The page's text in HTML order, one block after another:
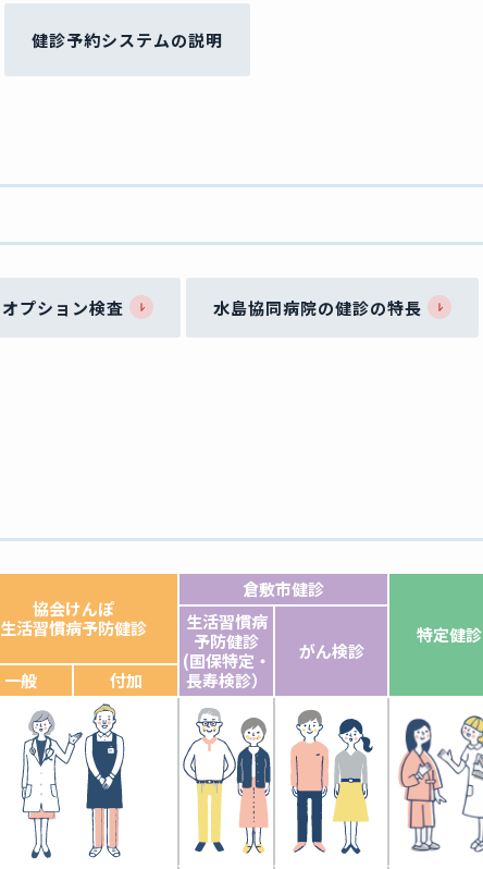
健診予約システムの説明
オプション検査 水島協同病院の健診の特長
協会けんぽ
生活習慣病予防健診
倉敷市健診
特定健診
生活習慣病
予防健診
(国保特定・
長寿検診）
がん検診
一般 付加